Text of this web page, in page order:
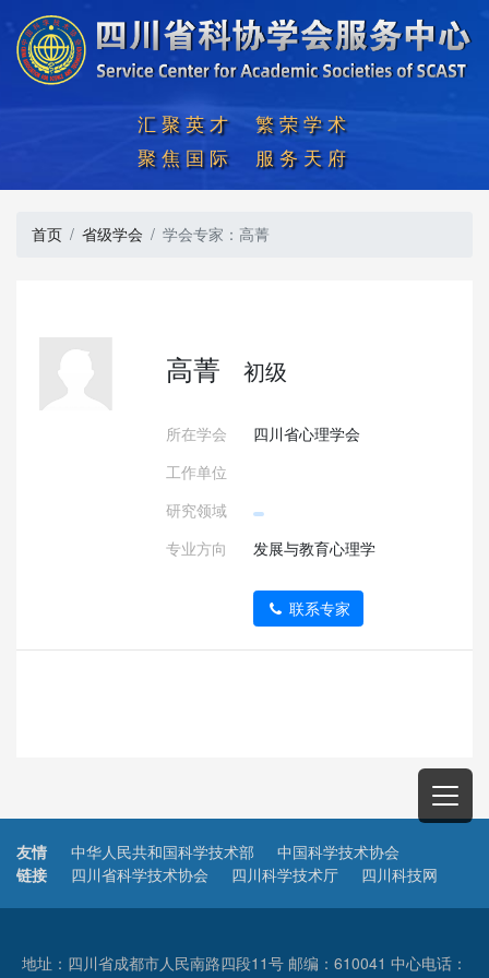
汇聚英才  繁荣学术
聚焦国际  服务天府
首页 省级学会 学会专家：高菁
高菁 初级
所在学会
四川省心理学会
工作单位
研究领域
专业方向
发展与教育心理学
联系专家
友情
链接
中华人民共和国科学技术部
中国科学技术协会
四川省科学技术协会
四川科学技术厅 四川科技网
地址：四川省成都市人民南路四段11号 邮编：610041 中心电话：